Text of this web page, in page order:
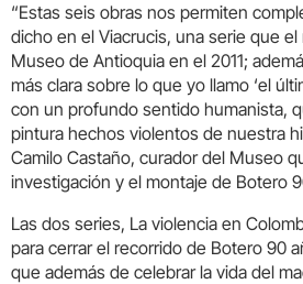
“Estas seis obras nos permiten
dicho en el Viacrucis, una serie que
Museo de Antioquia en el 2011;
más clara sobre lo que yo llamo ‘el
con un profundo sentido humanista,
pintura hechos violentos de nuestra
Camilo Castaño, curador del Museo
investigación y el montaje de Botero
Las dos series, La violencia en
para cerrar el recorrido de Botero 90
que además de celebrar la vida del